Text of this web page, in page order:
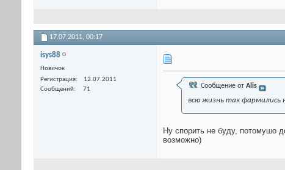
17.07.2011, 00:17
isys88
Новичок
Регистрация
12.07.2011
Сообщений
71 Сообщение от Alis
всю жизнь так фармились
Ну спорить не буду, потомушо
возможно)